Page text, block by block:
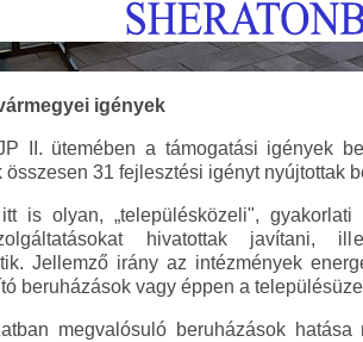
igények
II. ütemében a támogatási igények
31 fejlesztési igényt nyújtottak
is olyan, „településközeli",
hivatottak
Jellemző irány az intézmények
beruházások vagy éppen a
megvalósuló beruházások